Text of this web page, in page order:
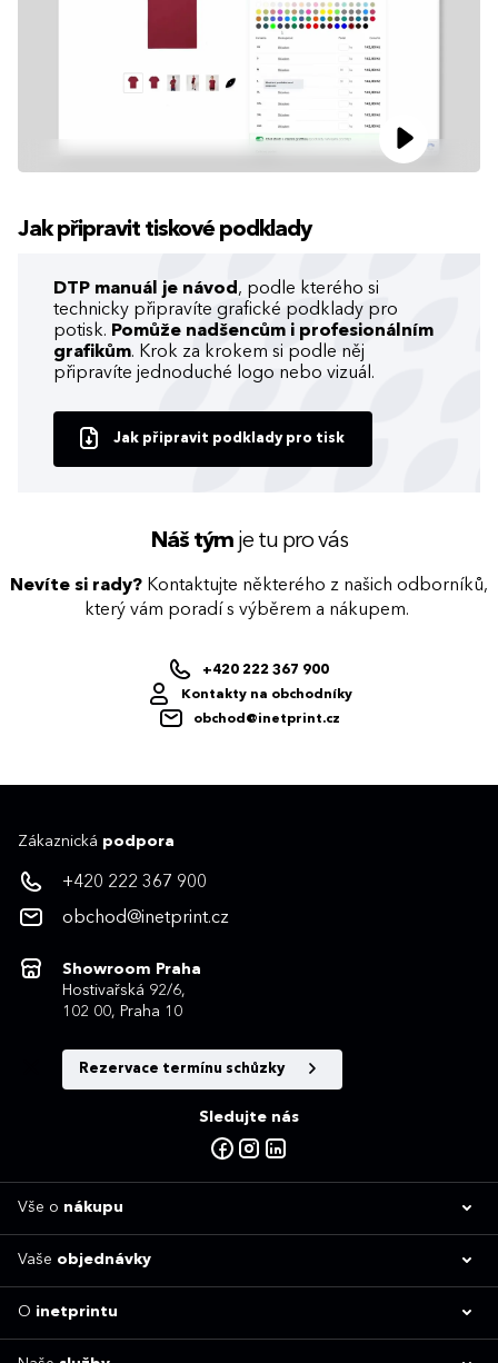
Jak připravit tiskové podklady
DTP manuál je návod , podle kterého si
technicky připravíte grafické podklady pro
potisk. Pomůže nadšencům i profesionálním
grafikům. Krok za krokem si podle něj
připravíte jednoduché logo nebo vizuál.
Jak připravit podklady pro tisk
Náš týmje tu pro vás
Nevíte si rady? Kontaktujte některého z našich odborníků,
který vám poradí s výběrem a nákupem.
+420 222 367 900
Kontakty na obchodníky
obchod@inetprint.cz
Zákaznická podpora
+420 222 367 900
obchod@inetprint.cz
Showroom Praha
Hostivařská 92/6,
102 00, Praha 10
Rezervace termínu schůzky
Sledujte nás
Vše o nákupu
Vaše objednávky
O inetprintu